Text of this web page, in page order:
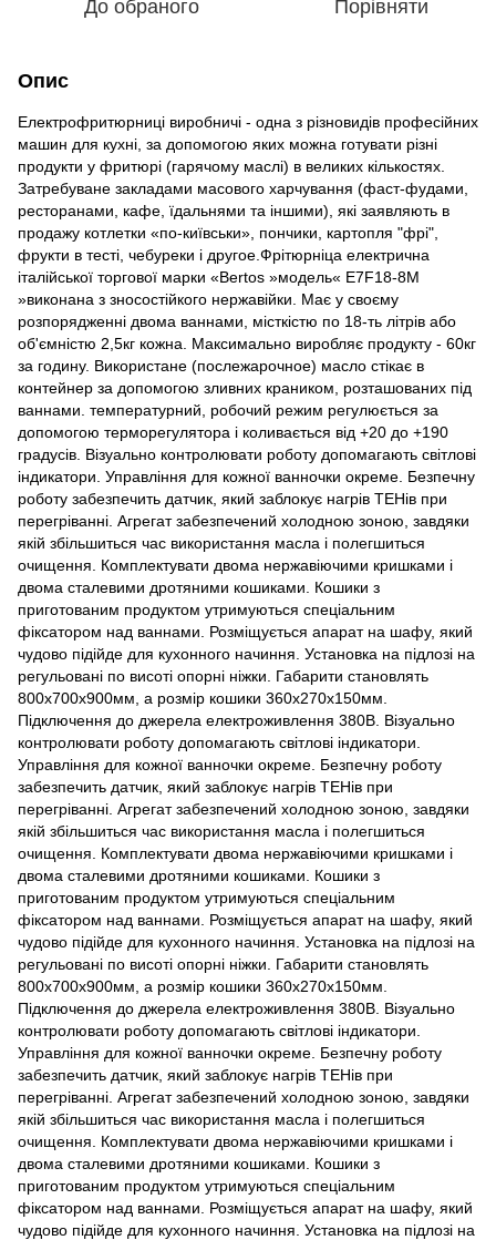
До обраного Порівняти
Опис
Електрофритюрниці виробничі - одна з різновидів професійних
машин для кухні, за допомогою яких можна готувати різні
продукти у фритюрі (гарячому маслі) в великих кількостях.
Затребуване закладами масового харчування (фаст-фудами,
ресторанами, кафе, їдальнями та іншими), які заявляють в
продажу котлетки «по-київськи», пончики, картопля "фрі",
фрукти в тесті, чебуреки і другое.Фрітюрніца електрична
італійської торгової марки «Bertos »модель« E7F18-8M
»виконана з зносостійкого нержавійки. Має у своєму
розпорядженні двома ваннами, місткістю по 18-ть літрів або
об'ємністю 2,5кг кожна. Максимально виробляє продукту - 60кг
за годину. Використане (послежарочное) масло стікає в
контейнер за допомогою зливних краником, розташованих під
ваннами. температурний, робочий режим регулюється за
допомогою терморегулятора і коливається від +20 до +190
градусів. Візуально контролювати роботу допомагають світлові
індикатори. Управління для кожної ванночки окреме. Безпечну
роботу забезпечить датчик, який заблокує нагрів ТЕНів при
перегріванні. Агрегат забезпечений холодною зоною, завдяки
якій збільшиться час використання масла і полегшиться
очищення. Комплектувати двома нержавіючими кришками і
двома сталевими дротяними кошиками. Кошики з
приготованим продуктом утримуються спеціальним
фіксатором над ваннами. Розміщується апарат на шафу, який
чудово підійде для кухонного начиння. Установка на підлозі на
регульовані по висоті опорні ніжки. Габарити становлять
800х700х900мм, а розмір кошики 360х270х150мм.
Підключення до джерела електроживлення 380В. Візуально
контролювати роботу допомагають світлові індикатори.
Управління для кожної ванночки окреме. Безпечну роботу
забезпечить датчик, який заблокує нагрів ТЕНів при
перегріванні. Агрегат забезпечений холодною зоною, завдяки
якій збільшиться час використання масла і полегшиться
очищення. Комплектувати двома нержавіючими кришками і
двома сталевими дротяними кошиками. Кошики з
приготованим продуктом утримуються спеціальним
фіксатором над ваннами. Розміщується апарат на шафу, який
чудово підійде для кухонного начиння. Установка на підлозі на
регульовані по висоті опорні ніжки. Габарити становлять
800х700х900мм, а розмір кошики 360х270х150мм.
Підключення до джерела електроживлення 380В. Візуально
контролювати роботу допомагають світлові індикатори.
Управління для кожної ванночки окреме. Безпечну роботу
забезпечить датчик, який заблокує нагрів ТЕНів при
перегріванні. Агрегат забезпечений холодною зоною, завдяки
якій збільшиться час використання масла і полегшиться
очищення. Комплектувати двома нержавіючими кришками і
двома сталевими дротяними кошиками. Кошики з
приготованим продуктом утримуються спеціальним
фіксатором над ваннами. Розміщується апарат на шафу, який
чудово підійде для кухонного начиння. Установка на підлозі на